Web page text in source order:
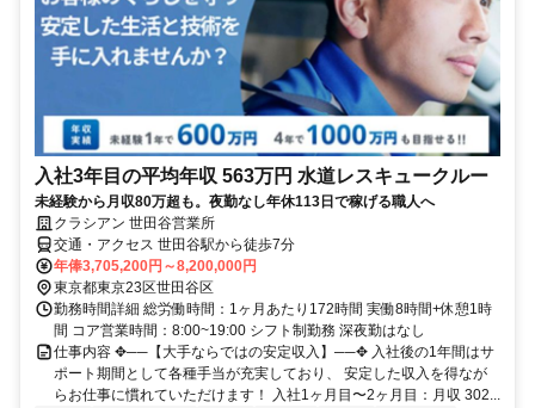
入社3年目の平均年収 563万円 水道レスキュークルー
未経験から月収80万超も。夜勤なし年休113日で稼げる職人へ
クラシアン 世田谷営業所
交通・アクセス 世田谷駅から徒歩7分
年俸3,705,200円～8,200,000円
東京都東京23区世田谷区
勤務時間詳細 総労働時間：1ヶ月あたり172時間 実働8時間+休憩1時
間 コア営業時間：8:00~19:00 シフト制勤務 深夜勤はなし
仕事内容 ✥──【大手ならではの安定収入】──✥ 入社後の1年間はサ
ポート期間として各種手当が充実しており、 安定した収入を得なが
らお仕事に慣れていただけます！ 入社1ヶ月目〜2ヶ月目：月収 302...